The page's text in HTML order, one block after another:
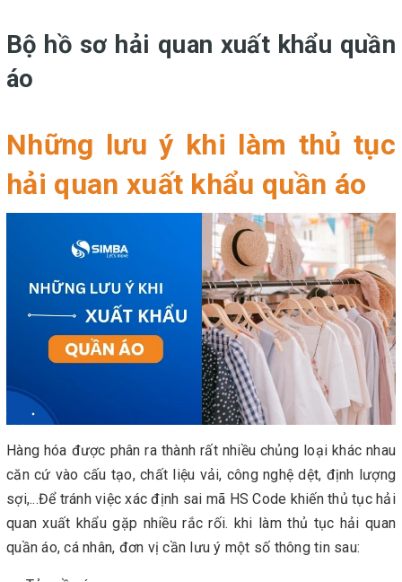
Bộ hồ sơ hải quan xuất khẩu quần
áo
Những lưu ý khi làm thủ tục
hải quan xuất khẩu quần áo
Hàng hóa được phân ra thành rất nhiều chủng loại khác nhau
căn cứ vào cấu tạo, chất liệu vải, công nghệ dệt, định lượng
sợi,...Để tránh việc xác định sai mã HS Code khiến thủ tục hải
quan xuất khẩu gặp nhiều rắc rối. khi làm thủ tục hải quan
quần áo, cá nhân, đơn vị cần lưu ý một số thông tin sau: